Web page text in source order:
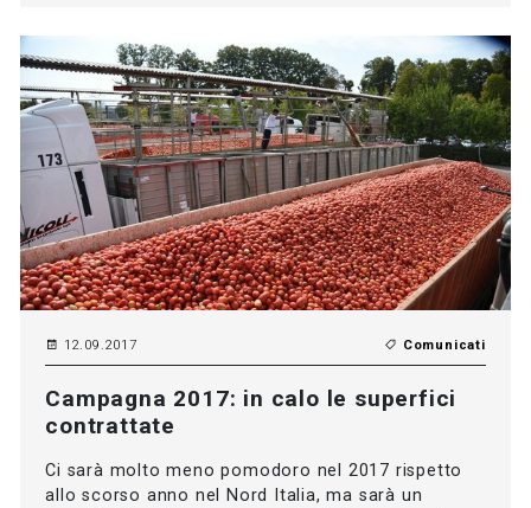
12.09.2017 Comunicati
Campagna 2017: in calo le superfici
contrattate
Ci sarà molto meno pomodoro nel 2017 rispetto
allo scorso anno nel Nord Italia, ma sarà un